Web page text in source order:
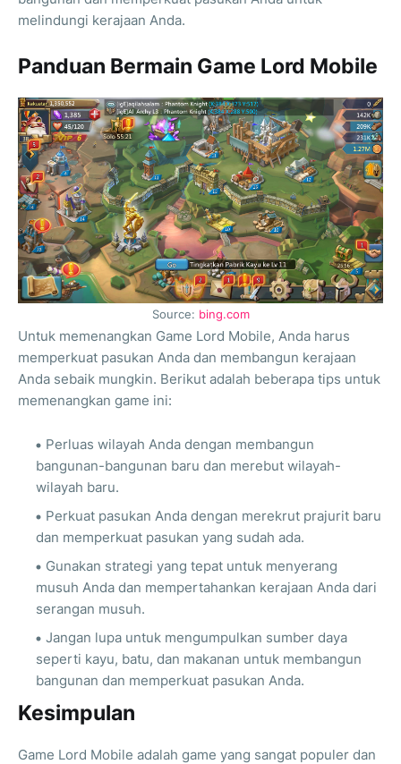
melindungi kerajaan Anda.
Panduan Bermain Game Lord Mobile
Source: bing.com
Untuk memenangkan Game Lord Mobile, Anda harus
memperkuat pasukan Anda dan membangun kerajaan
Anda sebaik mungkin. Berikut adalah beberapa tips untuk
memenangkan game ini:
Perluas wilayah Anda dengan membangun
bangunan-bangunan baru dan merebut wilayah-
wilayah baru.
Perkuat pasukan Anda dengan merekrut prajurit baru
dan memperkuat pasukan yang sudah ada.
Gunakan strategi yang tepat untuk menyerang
musuh Anda dan mempertahankan kerajaan Anda dari
serangan musuh.
Jangan lupa untuk mengumpulkan sumber daya
seperti kayu, batu, dan makanan untuk membangun
bangunan dan memperkuat pasukan Anda.
Kesimpulan
Game Lord Mobile adalah game yang sangat populer dan